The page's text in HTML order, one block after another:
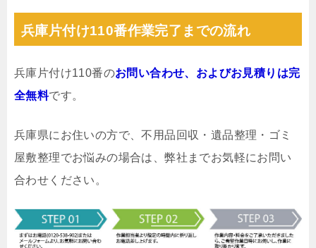
兵庫片付け110番作業完了までの流れ
兵庫片付け110番のお問い合わせ、およびお見積りは完
全無料です。
兵庫県にお住いの方で、不用品回収・遺品整理・ゴミ
屋敷整理でお悩みの場合は、弊社までお気軽にお問い
合わせください。